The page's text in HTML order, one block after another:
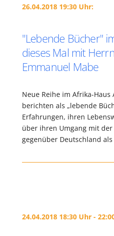
26.04.2018 19:30 Uhr:
"Lebende Bücher"
dieses Mal mit
Emmanuel Mabe
Neue Reihe im Afrika-Haus
berichten als „lebende
Erfahrungen, ihren
über ihren Umgang mit
gegenüber Deutschland
24.04.2018 18:30 Uhr -